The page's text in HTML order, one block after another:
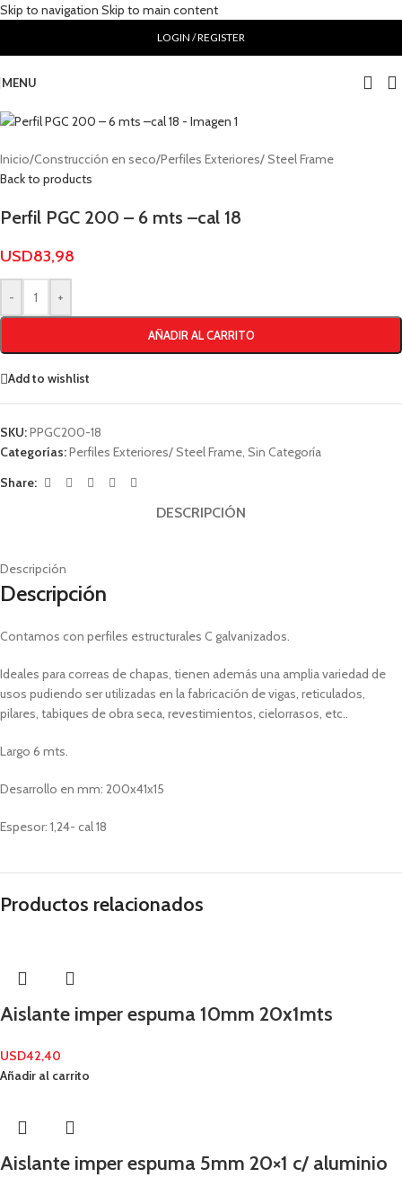
Skip to navigation Skip to main content
LOGIN / REGISTER
MENU
Inicio/Construcción en seco/Perfiles Exteriores/ Steel Frame
Back to products
Perfil PGC 200 – 6 mts –cal 18
USD83,98
- +
AÑADIR AL CARRITO
Add to wishlist
SKU:PPGC200-18
Categorías:Perfiles Exteriores/ Steel Frame Sin Categoría
Share:
DESCRIPCIÓN
Descripción
Descripción
Contamos con perfiles estructurales C galvanizados.
Ideales para correas de chapas, tienen además una amplia variedad de
usos pudiendo ser utilizadas en la fabricación de vigas, reticulados,
pilares, tabiques de obra seca, revestimientos, cielorrasos, etc..
Largo 6 mts.
Desarrollo en mm: 200x41x15
Espesor: 1,24- cal 18
Productos relacionados
Aislante imper espuma 10mm 20x1mts
USD42,40
Añadir al carrito
Aislante imper espuma 5mm 20×1 c/ aluminio